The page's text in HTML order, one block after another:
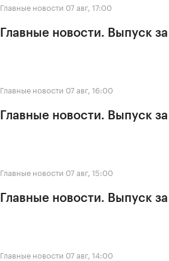
Главные новости 07 авг, 17:00
Главные новости. Выпуск
Главные новости 07 авг, 16:00
Главные новости. Выпуск
Главные новости 07 авг, 15:00
Главные новости. Выпуск
Главные новости 07 авг, 14:00